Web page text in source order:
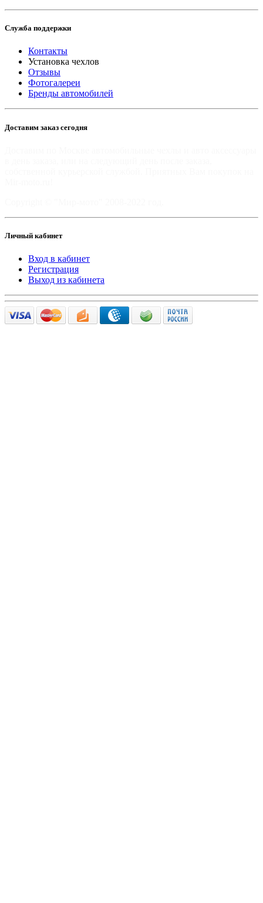
Служба поддержки
Контакты
Установка чехлов
Отзывы
Фотогалереи
Бренды автомобилей
Доставим заказ сегодня
Личный кабинет
Вход в кабинет
Регистрация
Выход из кабинета